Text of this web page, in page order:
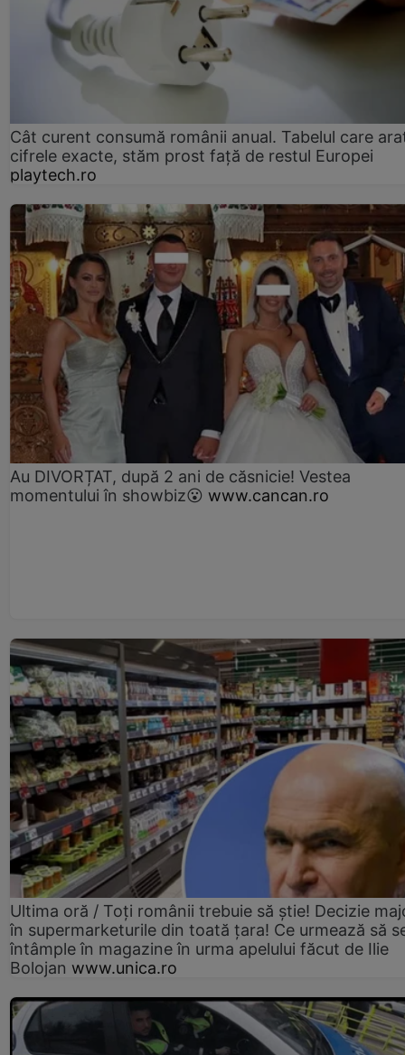
Cât curent consumă românii anual. Tabelul care
cifrele exacte, stăm prost faţă de restul Europei
playtech.ro
Au DIVORȚAT, după 2 ani de căsnicie! Vestea
momentului în showbiz😮 www.cancan.ro
Ultima oră / Toți românii trebuie să știe! Decizie
în supermarketurile din toată țara! Ce urmează să
întâmple în magazine în urma apelului făcut de Ilie
Bolojan www.unica.ro